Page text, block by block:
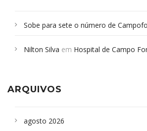
Sobe para sete o número de
Campoformosenses que morreram em
Nilton Silva em Hospital de Campo
ARQUIVOS
agosto 2026